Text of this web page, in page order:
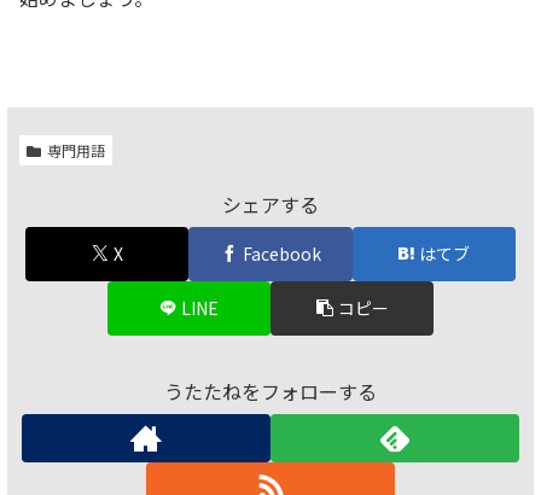
専門用語
シェアする
X Facebook はてブ
LINE コピー
うたたねをフォローする